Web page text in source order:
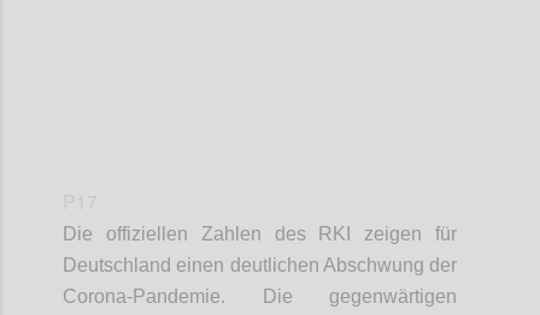
Die offiziellen Zahlen des RKI zeigen für
Deutschland einen deutlichen Abschwung der
Corona-Pandemie. Die gegenwärtigen